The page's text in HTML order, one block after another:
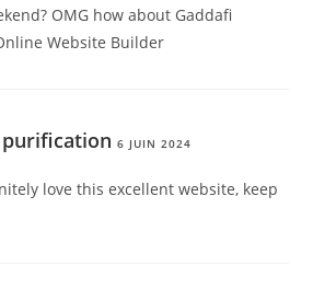
OMG how about Gaddafi
Website Builder
6 JUIN 2024
love this excellent website, keep